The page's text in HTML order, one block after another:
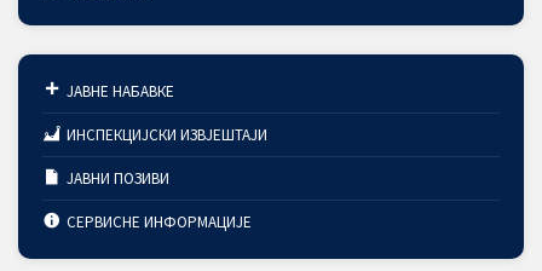
ЈАВНЕ НАБАВКЕ
ИНСПЕКЦИЈСКИ ИЗВЈЕШТАЈИ
ЈАВНИ ПОЗИВИ
СЕРВИСНЕ ИНФОРМАЦИЈЕ